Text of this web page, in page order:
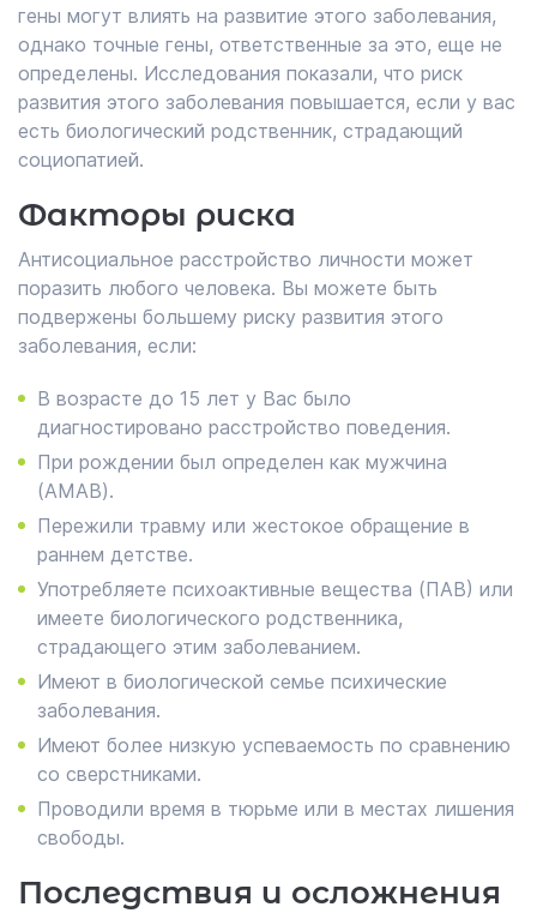
гены могут влиять на развитие этого заболевания,
однако точные гены, ответственные за это, еще не
определены. Исследования показали, что риск
развития этого заболевания повышается, если у вас
есть биологический родственник, страдающий
социопатией.
Факторы риска
Антисоциальное расстройство личности может
поразить любого человека. Вы можете быть
подвержены большему риску развития этого
заболевания, если:
В возрасте до 15 лет у Вас было
диагностировано расстройство поведения.
При рождении был определен как мужчина
(AMAB).
Пережили травму или жестокое обращение в
раннем детстве.
Употребляете психоактивные вещества (ПАВ) или
имеете биологического родственника,
страдающего этим заболеванием.
Имеют в биологической семье психические
заболевания.
Имеют более низкую успеваемость по сравнению
со сверстниками.
Проводили время в тюрьме или в местах лишения
свободы.
Последствия и осложнения